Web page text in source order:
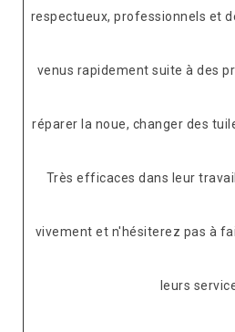
respectueux, professionnels et
venus rapidement suite à des
réparer la noue, changer des
Très efficaces dans leur
vivement et n'hésiterez pas à
leurs